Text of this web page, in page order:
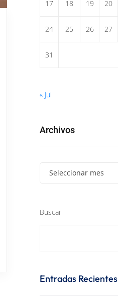
17 18 19 20
24 25 26 27
31
« Jul
Archivos
Seleccionar mes
Buscar
Entradas Recientes